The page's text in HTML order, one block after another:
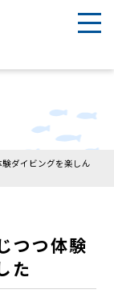
ダイビングを楽しん
つつ体験
た